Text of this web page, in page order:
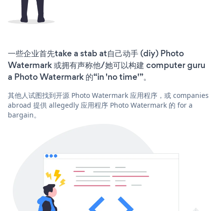
一些企业首先take a stab at自己动手 (diy) Photo
Watermark 或拥有声称他/她可以构建 computer guru
a Photo Watermark 的“in 'no time'”。
其他人试图找到开源 Photo Watermark 应用程序，或 companies
abroad 提供 allegedly 应用程序 Photo Watermark 的 for a
bargain。